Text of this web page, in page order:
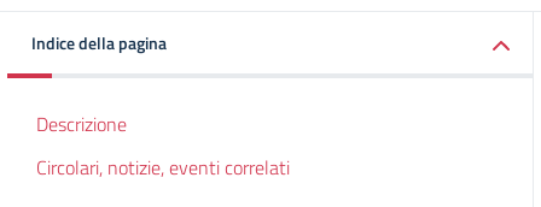
Indice della pagina
Descrizione
Circolari, notizie, eventi correlati